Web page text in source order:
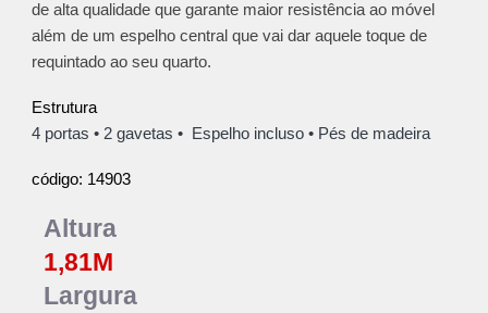
de alta qualidade que garante maior resistência ao móvel
além de um espelho central que vai dar aquele toque de
requintado ao seu quarto.
Estrutura
4 portas• 2 gavetas • Espelho incluso• Pés de madeira
código: 14903
Altura
1,81M
Largura